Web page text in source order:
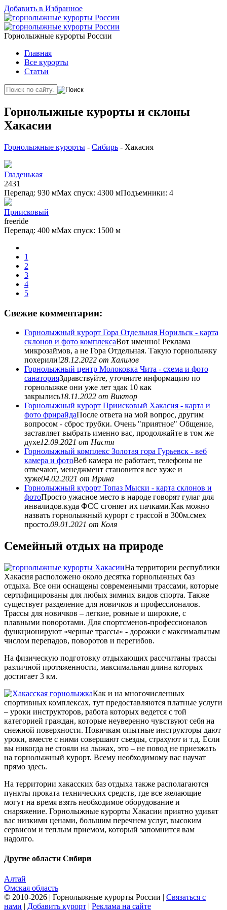
Добавить в Избранное
Горнолыжные курорты России
Главная
Все курорты
Статьи
Горнолыжные курорты и склоны
Хакасии
Горнолыжные курорты - Сибирь - Хакасия
Гладенькая
2431
Перепад: 930 мMax спуск: 4300 мПодъемники: 4
Приисковый
freeride
Перепад: 400 мMax спуск: 1500 м
1
2
3
4
5
Свежие комментарии:
Горнолыжный курорт Гора Отдельная Норильск - карта
склонов и фото комплексаВот именно! Реклама
микрозаймов, а не Гора Отдельная. Такую горнолыжку
похерили!28.12.2022 от Халилов
Горнолыжный центр Молоковка Чита - схема и фото
санаторияЗдравствуйте, уточните информацию по
горнолыжке они уже лет эдак 10 как
закрылись18.11.2022 от Виктор
Горнолыжный курорт Приисковый Хакасия - карта и
фото фрирайдаПосле ответа на мой вопрос, другим
вопросом - сброс трубки. Очень "приятное" Общение,
заставляет выбрать именно вас, продолжайте в том же
духе12.09.2021 от Настя
Горнолыжный комплекс Золотая гора Гурьевск - веб
камера и фотоВеб камера не работает, телефоны не
отвечают, менеджмент становится все хуже и
хуже04.02.2021 от Ирина
Горнолыжный курорт Топаз Мыски - карта склонов и
фотоПросто ужасное место в народе говорят гулаг для
инвалидов.куда ФСС сгоняет их пачками.Как можно
назвать горнолыжный курорт с трассой в 300м.смех
просто.09.01.2021 от Коля
Семейный отдых на природе
На территории республики
Хакасия расположено около десятка горнолыжных баз
отдыха. Все они оснащены современными трассами, которые
сертифицированы для любых зимних видов спорта. Также
существует разделение для новичков и профессионалов.
Трассы для новичков – легкие, ровные и широкие, с
плавными поворотами. Для спортсменов-профессионалов
функционируют «черные трассы» - дорожки с максимальным
числом перепадов, поворотов и перегибов.
На физическую подготовку отдыхающих рассчитаны трассы
различной протяженности, максимальная длина которых
достигает 3 км.
Как и на многочисленных
спортивных комплексах, тут предоставляются платные услуги
– уроки инструкторов, работа которых ведется с той
категорией граждан, которые неуверенно чувствуют себя на
снежной поверхности. Новичкам опытные инструкторы дают
уроки, вместе с ними совершают съезды, страхуют и т.д. Если
вы никогда не стояли на лыжах, это – не повод не приезжать
на горнолыжный курорт. Всему необходимому вас научат
прямо здесь.
На территории хакасских баз отдыха также располагаются
пункты проката технических средств, где все желающие
могут на время взять необходимое оборудование и
снаряжение. Горнолыжные курорты Хакасии приятно удивят
вас низкими ценами, большим перечнем услуг, высоким
сервисом и теплым приемом, который запомнится вам
надолго.
Другие области Сибири
Алтай
Омская область
© 2010-2026 | Горнолыжные курорты России | Связаться с
нами | Добавить курорт | Реклама на сайте